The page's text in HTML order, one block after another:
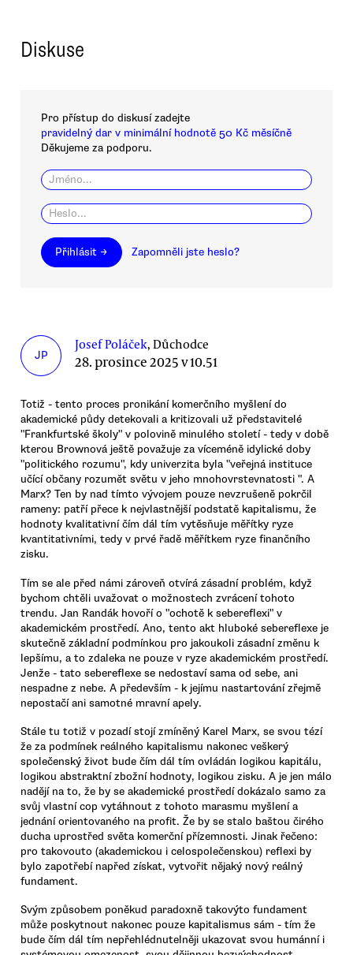
Diskuse
Pro přístup do diskusí zadejte
pravidelný dar v minimální hodnotě 50 Kč měsíčně
Děkujeme za podporu.
Přihlásit → Zapomněli jste heslo?
JP
Josef Poláček, Důchodce
28. prosince 2025 v 10.51
Totiž - tento proces pronikání komerčního myšlení do
akademické půdy detekovali a kritizovali už představitelé
"Frankfurtské školy" v polovině minulého století - tedy v době
kterou Brownová ještě považuje za víceméně idylické doby
"politického rozumu", kdy univerzita byla "veřejná instituce
učící občany rozumět světu v jeho mnohovrstevnatosti ". A
Marx? Ten by nad tímto vývojem pouze nevzrušeně pokrčil
rameny: patří přece k nejvlastnější podstatě kapitalismu, že
hodnoty kvalitativní čím dál tím vytěsňuje měřítky ryze
kvantitativními, tedy v prvé řadě měřítkem ryze finančního
zisku.
Tím se ale před námi zároveň otvírá zásadní problém, když
bychom chtěli uvažovat o možnostech zvrácení tohoto
trendu. Jan Randák hovoří o "ochotě k sebereflexi" v
akademickém prostředí. Ano, tento akt hluboké sebereflexe je
skutečně základní podmínkou pro jakoukoli zásadní změnu k
lepšímu, a to zdaleka ne pouze v ryze akademickém prostředí.
Jenže - tato sebereflexe se nedostaví sama od sebe, ani
nespadne z nebe. A především - k jejímu nastartování zřejmě
nepostačí ani samotné mravní apely.
Stále tu totiž v pozadí stojí zmíněný Karel Marx, se svou tézí
že za podmínek reálného kapitalismu nakonec veškerý
společenský život bude čím dál tím ovládán logikou kapitálu,
logikou abstraktní zbožní hodnoty, logikou zisku. A je jen málo
nadějí na to, že by se akademické prostředí dokázalo samo za
svůj vlastní cop vytáhnout z tohoto marasmu myšlení a
jednání orientovaného na profit. Že by se stalo baštou čirého
ducha uprostřed světa komerční přízemnosti. Jinak řečeno:
pro takovouto (akademickou i celospolečenskou) reflexi by
bylo zapotřebí napřed získat, vytvořit nějaký nový reálný
fundament.
Svým způsobem poněkud paradoxně takovýto fundament
může poskytnout nakonec pouze kapitalismus sám - tím že
bude čím dál tím nepřehlédnutelněji ukazovat svou humánní i